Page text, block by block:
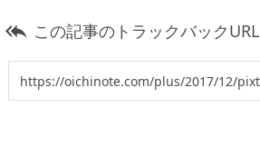
 この記事のトラックバックURL